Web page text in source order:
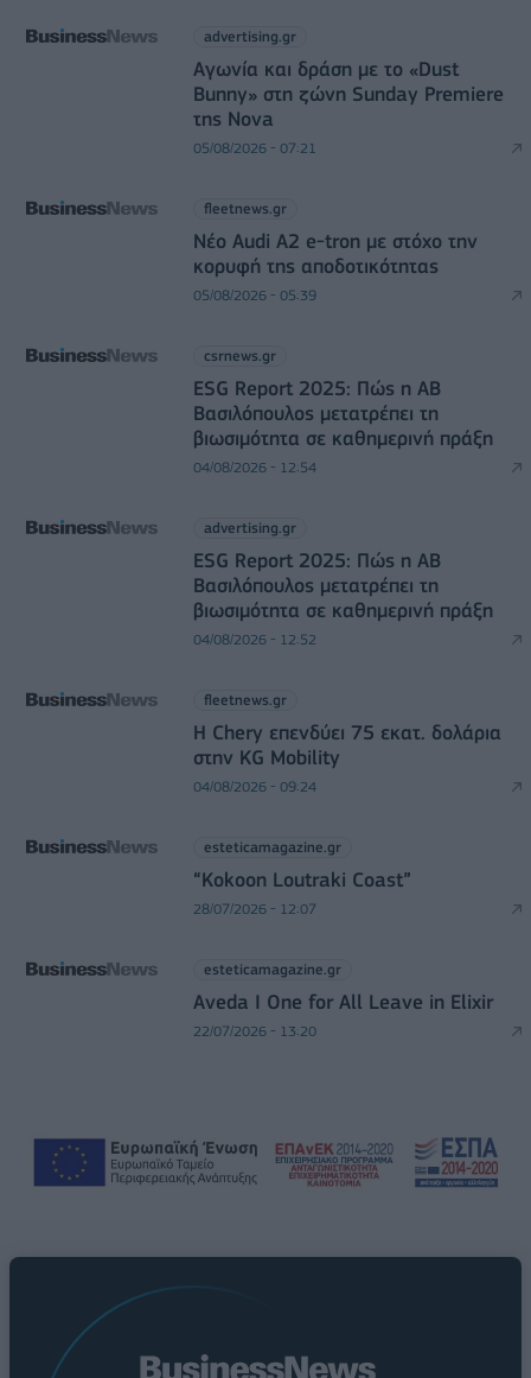
advertising.gr
Αγωνία και δράση με το «Dust
Bunny» στη ζώνη Sunday Premiere
της Nova
05/08/2026 - 07:21
fleetnews.gr
Νέο Audi A2 e-tron με στόχο την
κορυφή της αποδοτικότητας
05/08/2026 - 05:39
csrnews.gr
ESG Report 2025: Πώς η ΑΒ
Βασιλόπουλος μετατρέπει τη
βιωσιμότητα σε καθημερινή πράξη
04/08/2026 - 12:54
advertising.gr
ESG Report 2025: Πώς η ΑΒ
Βασιλόπουλος μετατρέπει τη
βιωσιμότητα σε καθημερινή πράξη
04/08/2026 - 12:52
fleetnews.gr
Η Chery επενδύει 75 εκατ. δολάρια
στην KG Mobility
04/08/2026 - 09:24
esteticamagazine.gr
“Kokoon Loutraki Coast”
28/07/2026 - 12:07
esteticamagazine.gr
Aveda I One for All Leave in Elixir
22/07/2026 - 13:20